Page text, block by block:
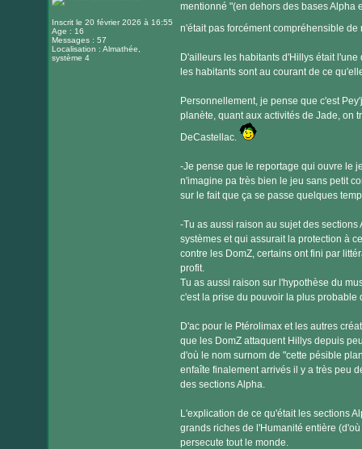
Inscrit le 20 février 2026 à 16:55
Age : 16
Messages : 57
Localisation : Almathée,
système 4
mentionné "(en dehors des bases Alpha
n'était pas forcément compréhensible de
D'ailleurs les habitants d'Hillys était
les habitants sont au courant de ce
Personnellement, je pense que c'est
planète, quant aux activités de Jade, on
DeCastellac.
-Je pense que le reportage qui ouvre le
n'imagine pa très bien le jeu sans petit
sur le fait que ça se passe quelques
-Tu as aussi raison au sujet des
systèmes et qui assurait la protection à
contre les DomZ, certains ont fini par
profit.
Tu as aussi raison sur l'hypothèse du
c'est la prise du pouvoir la plus probable
D'ac pour le Ptérolimax et les autres
que les DomZ attaquent Hillys depuis
d'où le nom surnom de "cette pésible
enfaîte finalement arrivés il y a très peu
des sections Alpha.
L'explication de ce qu'était les sections
grands riches de l'Humanité entière
persecute tout le monde.